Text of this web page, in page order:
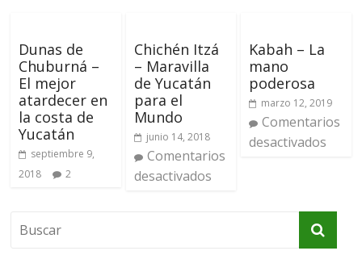
Dunas de
Chuburná –
El mejor
atardecer en
la costa de
Yucatán
septiembre 9,
2018
2
Chichén Itzá
– Maravilla
de Yucatán
para el
Mundo
junio 14, 2018
Comentarios
desactivados
Kabah – La
mano
poderosa
marzo 12, 2019
Comentarios
desactivados